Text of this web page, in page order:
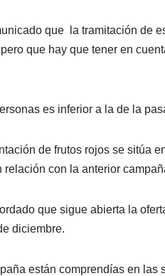
que la tramitación de
que hay que tener en
es inferior a la de la
de frutos rojos se sitúa
relación con la anterior
que sigue abierta la
diciembre.
están comprendías en las